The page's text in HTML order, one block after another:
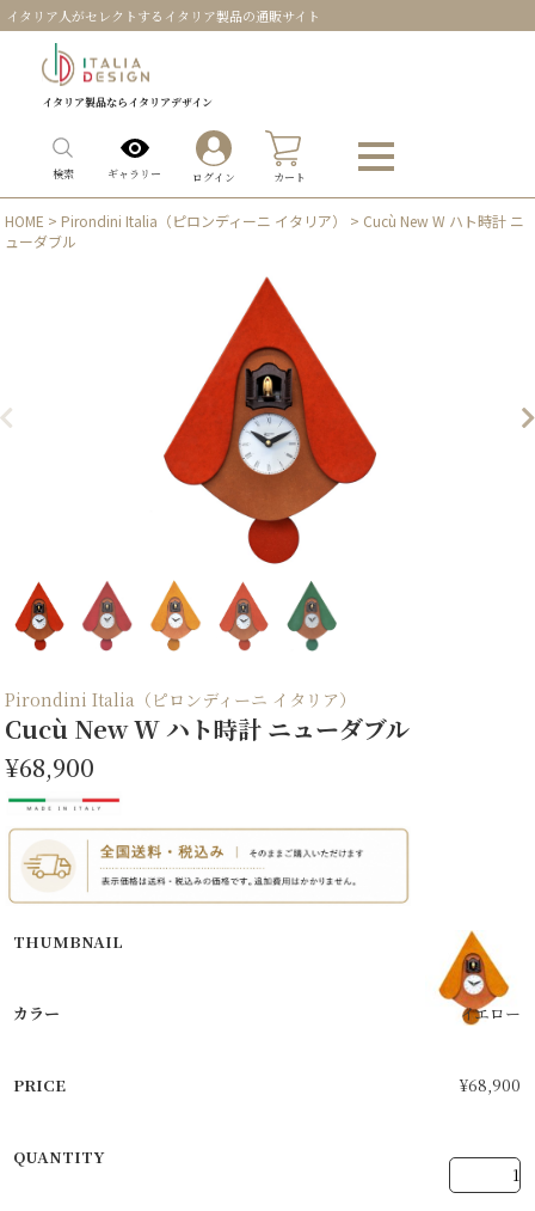
イタリア人がセレクトするイタリア製品の通販サイト
イタリア製品ならイタリアデザイン
検索 ギャラリー ログイン カート
HOME > Pirondini Italia（ピロンディーニ イタリア）
> Cucù New W ハト時計 ニ
ューダブル
Pirondini Italia（ピロンディーニ イタリア）
Cucù New W ハト時計 ニューダブル
¥68,900
イエロー
¥68,900